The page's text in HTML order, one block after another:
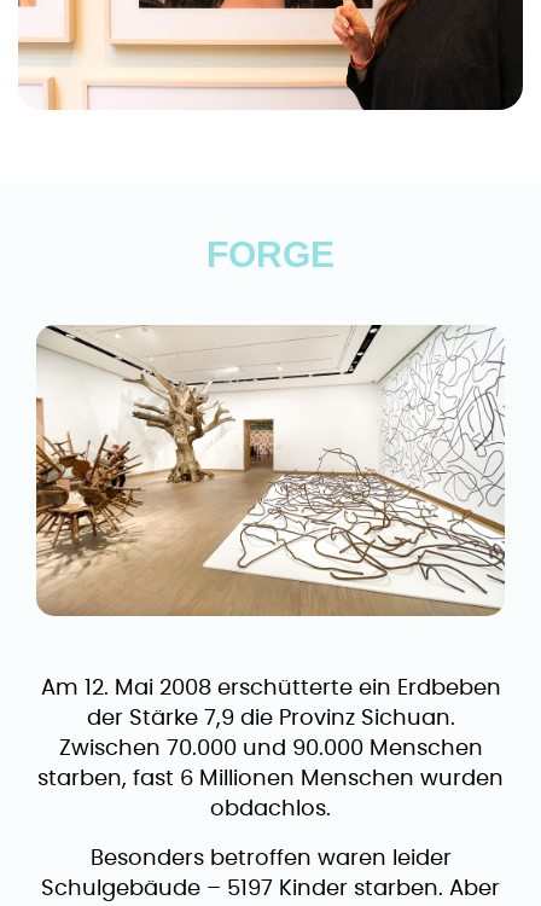
Am 12. Mai 2008 erschütterte ein Erdbeben
der Stärke 7,9 die Provinz Sichuan.
Zwischen 70.000 und 90.000 Menschen
starben, fast 6 Millionen Menschen wurden
obdachlos.
Besonders betroffen waren leider
Schulgebäude – 5197 Kinder starben. Aber
FORGE